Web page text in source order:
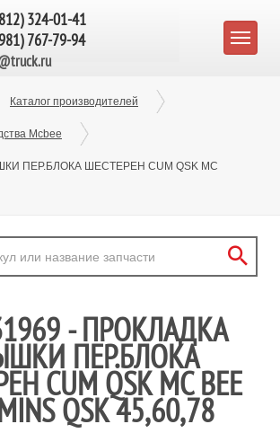
324-01-41
767-79-94
Каталог производителей
Mcbee
ПЕР.БЛОКА ШЕСТЕРЕН CUM QSK MC
- ПРОКЛАДКА
ПЕР.БЛОКА
CUM QSK MC BEE
QSK 45,60,78